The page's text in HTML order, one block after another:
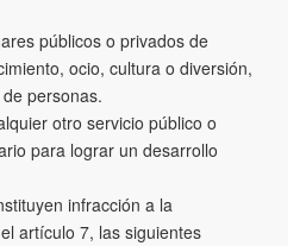
públicos o privados de
ocio, cultura o diversión,
personas.
otro servicio público o
para lograr un desarrollo
infracción a la
artículo 7, las siguientes